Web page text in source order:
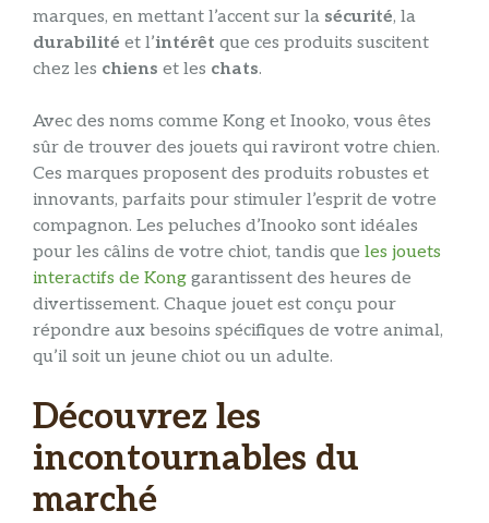
marques, en mettant l’accent sur la sécurité, la
durabilité et l’intérêt que ces produits suscitent
chez les chiens et les chats.
Avec des noms comme Kong et Inooko, vous êtes
sûr de trouver des jouets qui raviront votre chien.
Ces marques proposent des produits robustes et
innovants, parfaits pour stimuler l’esprit de votre
compagnon. Les peluches d’Inooko sont idéales
pour les câlins de votre chiot, tandis que les jouets
interactifs de Kong garantissent des heures de
divertissement. Chaque jouet est conçu pour
répondre aux besoins spécifiques de votre animal,
qu’il soit un jeune chiot ou un adulte.
Découvrez les
incontournables du
marché